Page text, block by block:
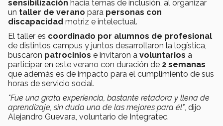
sensibilización hacia temas de inclusión, al organizar
un taller de verano para personas con
discapacidad motriz e intelectual.
El taller es coordinado por alumnos de profesional
de distintos campus y juntos desarrollaron la logística,
buscaron patrocinios e invitaron a voluntarios a
participar en este verano con duración de 2 semanas
que además es de impacto para el cumplimiento de sus
horas de servicio social.
"Fue una grata experiencia, bastante retadora y llena de
aprendizaje, sin duda una de las mejores para él", dijo
Alejandro Guevara, voluntario de Integratec.